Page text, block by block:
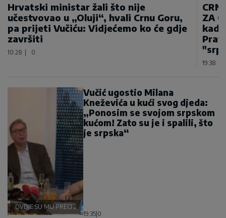
Hrvatski ministar žali što nije
učestvovao u „Oluji“, hvali Crnu Goru,
pa prijeti Vučiću: Vidjećemo ko će gdje
završiti
10:28 | 0
ZA
19:38
OVDJE SU MU PRECI ŽIVJELI
Vučić ugostio Milana
Kneževića u kući svog djeda:
„Ponosim se svojom srpskom
kućom! Zato su je i spalili, što
je srpska“
19:35|0